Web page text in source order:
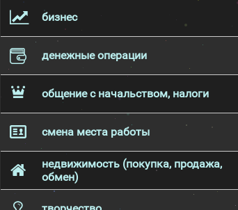
бизнес
денежные операции
общение с начальством, налоги
смена места работы
недвижимость (покупка, продажа,
обмен)